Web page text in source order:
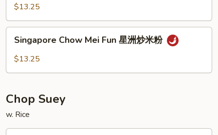
Rice
Noodle
本
$13.25
Chow
Mei
炒
米
粉
Singapore Chow Mei Fun 星洲炒米粉
$13.25
Chop Suey
w. Rice